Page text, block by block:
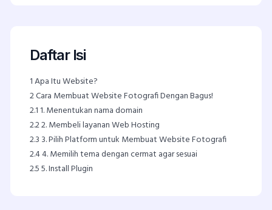
Daftar Isi
1Apa Itu Website?
2Cara Membuat Website Fotografi Dengan Bagus!
2.11. Menentukan nama domain
2.22. Membeli layanan Web Hosting
2.3 3. Pilih Platform untuk Membuat Website Fotografi
2.44. Memilih tema dengan cermat agar sesuai
2.55. Install Plugin